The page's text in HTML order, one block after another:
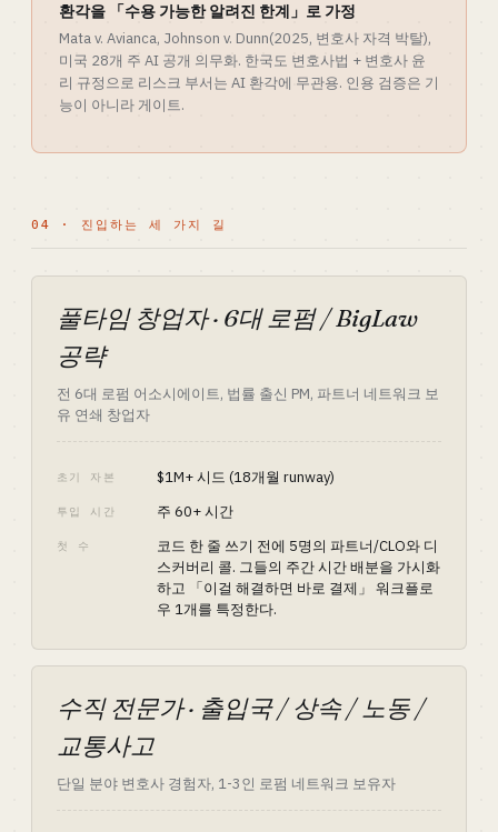
환각을 「수용 가능한 알려진 한계」로 가정
Mata v. Avianca, Johnson v. Dunn(2025, 변호사 자격 박탈),
미국 28개 주 AI 공개 의무화. 한국도 변호사법 + 변호사 윤
리 규정으로 리스크 부서는 AI 환각에 무관용. 인용 검증은 기
능이 아니라 게이트.
04 · 진입하는 세 가지 길
풀타임 창업자 · 6대 로펌 / BigLaw
공략
전 6대 로펌 어소시에이트, 법률 출신 PM, 파트너 네트워크 보
유 연쇄 창업자
초기 자본 $1M+ 시드 (18개월 runway)
투입 시간 주 60+ 시간
첫 수
코드 한 줄 쓰기 전에 5명의 파트너/CLO와 디
스커버리 콜. 그들의 주간 시간 배분을 가시화
하고 「이걸 해결하면 바로 결제」 워크플로
우 1개를 특정한다.
수직 전문가 · 출입국 / 상속 / 노동 /
교통사고
단일 분야 변호사 경험자, 1-3인 로펌 네트워크 보유자